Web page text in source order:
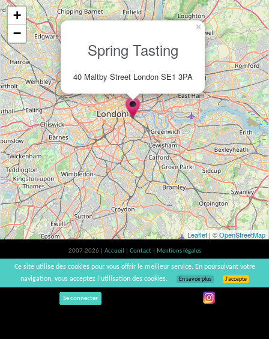
Spring Tasting
40 Maltby Street London SE1 3PA
×
+
−
Leaflet | ©OpenStreetMap
2007-2026 | Accueil Contact
Mentions légales
L'abus d'alcool est dangereux pour la santé, à consommer avec modération. |
vinsnaturels | v3.12
Se connecter
Ce site utilise des cookies pour vous offrir le meilleur service. En poursuivant votre
navigation, vous acceptez l’utilisation des cookies.
En savoir plus J’accepte